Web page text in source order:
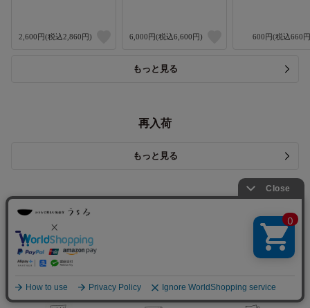
2,600円(税込2,860円) 6,000円(税込6,600円) 600円(税込660
もっと見る
再入荷
もっと見る